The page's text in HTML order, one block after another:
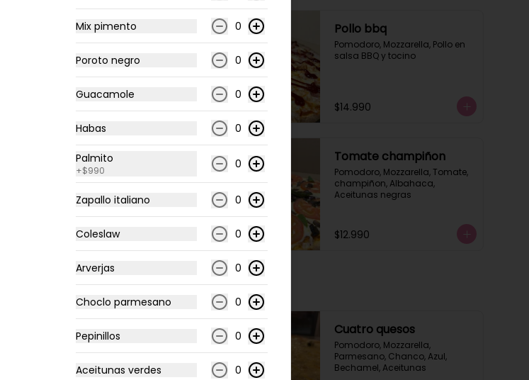
Pepperoni
Pomodoro, Mozzarella, Pepperoni
americano
$13.990
Pollo bbq
Pomodoro, Mozzarella, Pollo en
salsa BBQ y tocino
$14.990
Salsa, mozzarella, mechada,
pollo, pimentón, cebolla
morada y salsa provenzal.
$15.290
Tomate champiñon
Pomodoro, Mozzarella, Tomate,
champiñon, Albahaca,
Aceitunas negras
$12.990
Camaron provenzal
Pomodoro, Mozzarella,
Camaron salteado, Salsa
provenzal
Cuatro quesos
Pomodoro, Mozzarella,
Parmesano, Chanco, Azul,
Bechamel, Aceitunas
Mix pimento 0
Poroto negro 0
Guacamole 0
Habas 0
Palmito
+$990 0
Zapallo italiano 0
Coleslaw 0
Arverjas 0
Choclo parmesano 0
Pepinillos 0
Aceitunas verdes 0